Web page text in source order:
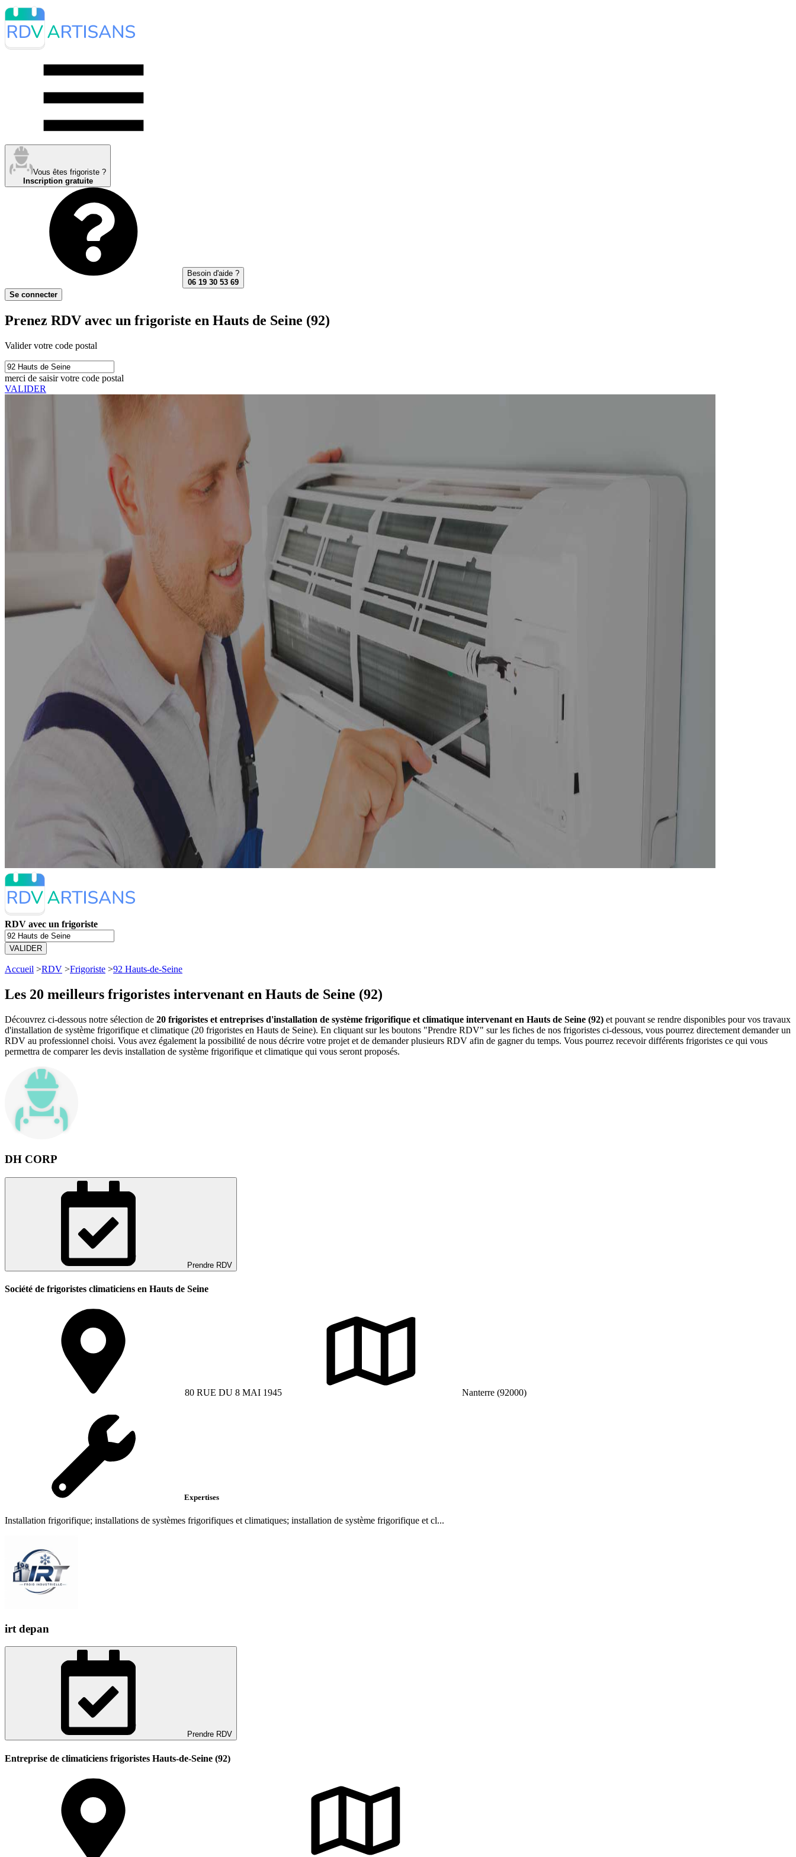
Vous êtes frigoriste ?
Inscription gratuite
Besoin d'aide ?
06 19 30 53 69
Se connecter
Prenez RDV avec un frigoriste en Hauts de Seine (92)
Valider votre code postal
merci de saisir votre code postal
VALIDER
RDV avec un frigoriste
VALIDER
Accueil >RDV >Frigoriste >92 Hauts-de-Seine
Les 20 meilleurs frigoristes intervenant en Hauts de Seine (92)
Découvrez ci-dessous notre sélection de 20 frigoristes et entreprises d'installation de système frigorifique et climatique intervenant en Hauts de Seine (92) et pouvant se rendre disponibles pour vos travaux
d'installation de système frigorifique et climatique (20 frigoristes en Hauts de Seine). En cliquant sur les boutons "Prendre RDV" sur les fiches de nos frigoristes ci-dessous, vous pourrez directement demander un
RDV au professionnel choisi. Vous avez également la possibilité de nous décrire votre projet et de demander plusieurs RDV afin de gagner du temps. Vous pourrez recevoir différents frigoristes ce qui vous
permettra de comparer les devis installation de système frigorifique et climatique qui vous seront proposés.
DH CORP
Prendre RDV
Société de frigoristes climaticiens en Hauts de Seine
80 RUE DU 8 MAI 1945 Nanterre (92000)
Expertises
Installation frigorifique; installations de systèmes frigorifiques et climatiques; installation de système frigorifique et cl...
irt depan
Prendre RDV
Entreprise de climaticiens frigoristes Hauts-de-Seine (92)